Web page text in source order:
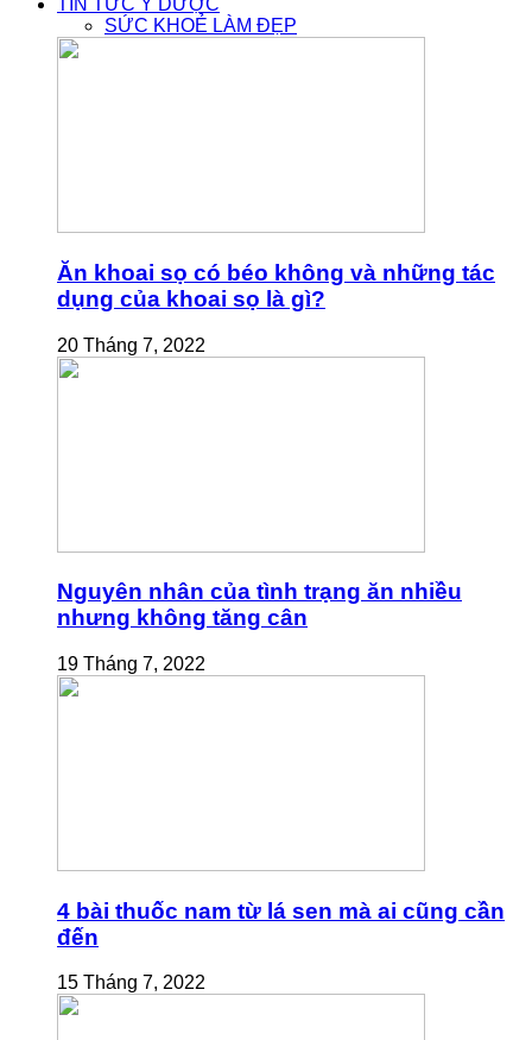
TIN TỨC Y DƯỢC
SỨC KHOẺ LÀM ĐẸP
Ăn khoai sọ có béo không và những tác
dụng của khoai sọ là gì?
20 Tháng 7, 2022
Nguyên nhân của tình trạng ăn nhiều
nhưng không tăng cân
19 Tháng 7, 2022
4 bài thuốc nam từ lá sen mà ai cũng cần
đến
15 Tháng 7, 2022